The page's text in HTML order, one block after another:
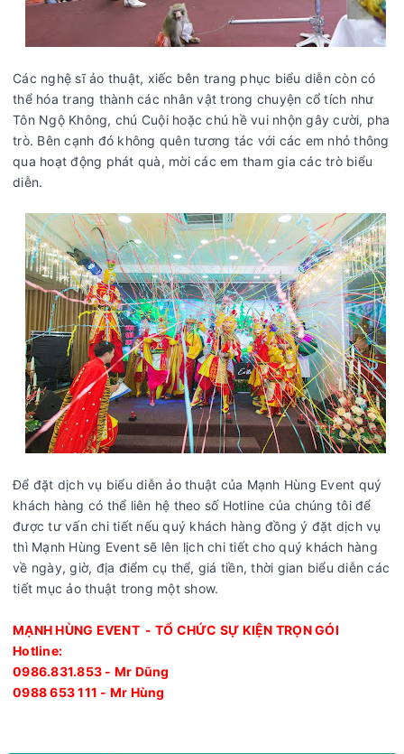
Các nghệ sĩ ảo thuật, xiếc bên trang phục biểu diễn còn có
thể hóa trang thành các nhân vật trong chuyện cổ tích như
Tôn Ngộ Không, chú Cuội hoặc chú hề vui nhộn gây cười, pha
trò. Bên cạnh đó không quên tương tác với các em nhỏ thông
qua hoạt động phát quà, mời các em tham gia các trò biểu
diễn.
Để đặt dịch vụ biểu diễn ảo thuật của Mạnh Hùng Event quý
khách hàng có thể liên hệ theo số Hotline của chúng tôi để
được tư vấn chi tiết nếu quý khách hàng đồng ý đặt dịch vụ
thì Mạnh Hùng Event sẽ lên lịch chi tiết cho quý khách hàng
về ngày, giờ, địa điểm cụ thể, giá tiền, thời gian biểu diễn các
tiết mục ảo thuật trong một show.
MẠNH HÙNG EVENT - TỔ CHỨC SỰ KIỆN TRỌN GÓI
Hotline:
0986.831.853 - Mr Dũng
0988 653 111 - Mr Hùng